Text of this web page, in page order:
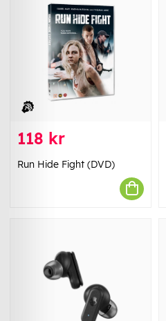
118 kr
Run Hide Fight (DVD)